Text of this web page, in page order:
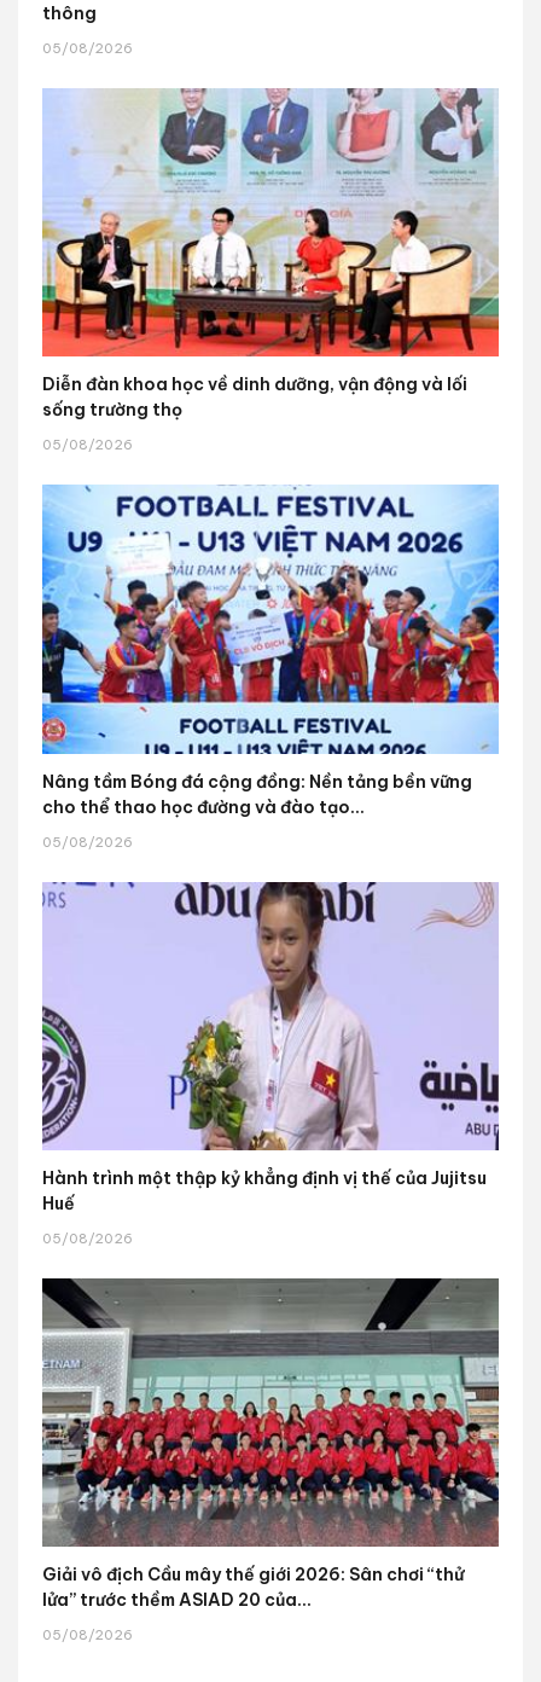
thông
05/08/2026
Diễn đàn khoa học về dinh dưỡng, vận động và lối
sống trường thọ
05/08/2026
Nâng tầm Bóng đá cộng đồng: Nền tảng bền vững
cho thể thao học đường và đào tạo...
05/08/2026
Hành trình một thập kỷ khẳng định vị thế của Jujitsu
Huế
05/08/2026
Giải vô địch Cầu mây thế giới 2026: Sân chơi “thử
lửa” trước thềm ASIAD 20 của...
05/08/2026